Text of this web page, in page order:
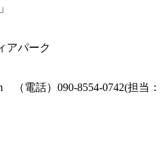
アパーク
（電話）090-8554-0742(担当：